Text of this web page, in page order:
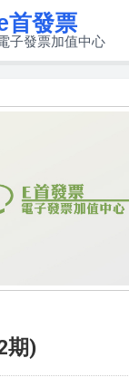
首發票
子發票加值中心
期)